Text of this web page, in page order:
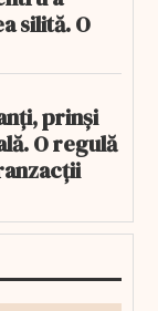
silită. O
prinși
O regulă